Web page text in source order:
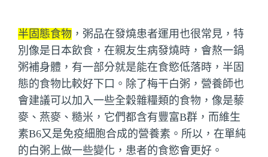
半固態食物 ，粥品在發燒患者運用也很常見，特
別像是日本飲食，在親友生病發燒時，會熬一鍋
粥補身體，有一部分就是能在食慾低落時，半固
態的食物比較好下口。除了梅干白粥，營養師也
會建議可以加入一些全穀雜糧類的食物，像是藜
麥、燕麥、糙米，它們都含有豐富B群，而維生
素B6又是免疫細胞合成的營養素。所以，在單純
的白粥上做一些變化，患者的食慾會更好。